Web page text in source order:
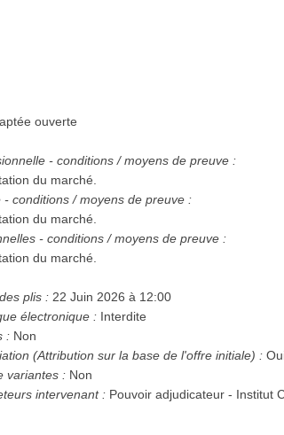
ouverte
- conditions / moyens de preuve :
du marché.
conditions / moyens de preuve :
du marché.
- conditions / moyens de preuve :
du marché.
plis : 22 Juin 2026 à 12:00
électronique : Interdite
: Non
Possibilité d'attribution sans négociation (Attribution sur la base de l'offre initiale) :
variantes : Non
intervenant : Pouvoir adjudicateur - Institut